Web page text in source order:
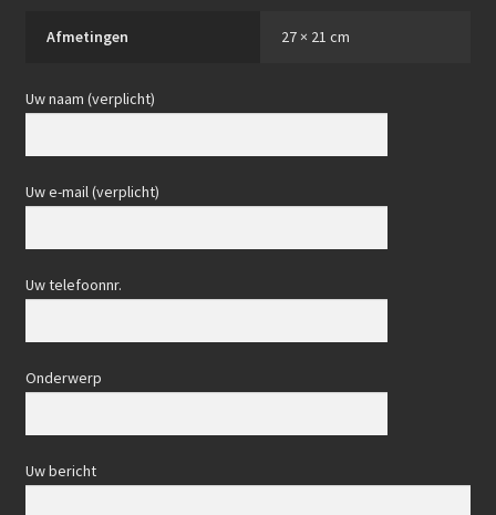
Afmetingen 27 × 21 cm
Uw naam (verplicht)
Uw e-mail (verplicht)
Uw telefoonnr.
Onderwerp
Uw bericht